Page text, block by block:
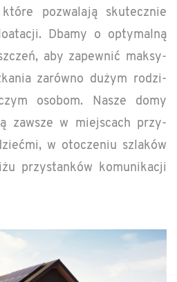
pozwalają skutecznie
Dbamy o op­ty­malną
aby za­pewnić maksy­
zarówno dużym rodzi­
os­obom. Nasze domy
za­wsze w miejs­cach przy­
w otocze­niu szlaków
przys­tanków ko­mu­nikacji